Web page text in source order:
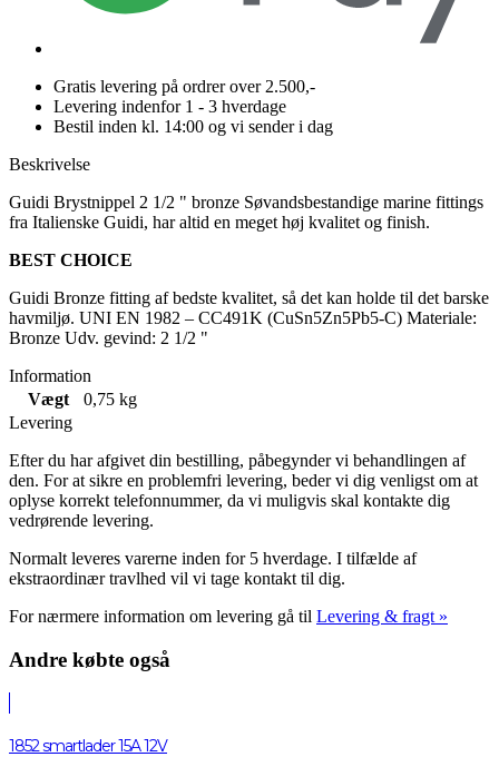
Gratis levering på ordrer over 2.500,-
Levering indenfor 1 - 3 hverdage
Bestil inden kl. 14:00 og vi sender i dag
Beskrivelse
Guidi Brystnippel 2 1/2 " bronze Søvandsbestandige marine fittings
fra Italienske Guidi, har altid en meget høj kvalitet og finish.
BEST CHOICE
Guidi Bronze fitting af bedste kvalitet, så det kan holde til det barske
havmiljø. UNI EN 1982 – CC491K (CuSn5Zn5Pb5-C) Materiale:
Bronze Udv. gevind: 2 1/2 "
Information
Vægt
0,75 kg
Levering
Efter du har afgivet din bestilling, påbegynder vi behandlingen af
den. For at sikre en problemfri levering, beder vi dig venligst om at
oplyse korrekt telefonnummer, da vi muligvis skal kontakte dig
vedrørende levering.
Normalt leveres varerne inden for 5 hverdage. I tilfælde af
ekstraordinær travlhed vil vi tage kontakt til dig.
For nærmere information om levering gå til Levering & fragt »
Andre købte også
1852 smartlader 15A 12V